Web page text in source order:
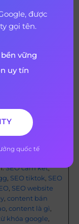
dựng chiến
giúp ích rất
thiết bị di động,
mang lại cho
SEO cam kết,
SEO tiktok SEO
SEO website
content bán
content là gì
khóa google
được
gọi tên.
vững
uy tín
quốc tế